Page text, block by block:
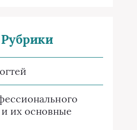
Рубрики
их основные